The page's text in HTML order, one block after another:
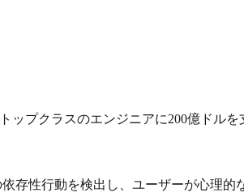
プクラスのエンジニアに200億ドル
存性行動を検出し、ユーザーが心理的